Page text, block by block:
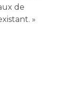
de
»